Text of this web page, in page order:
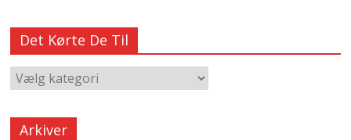
Det Kørte De Til
Arkiver